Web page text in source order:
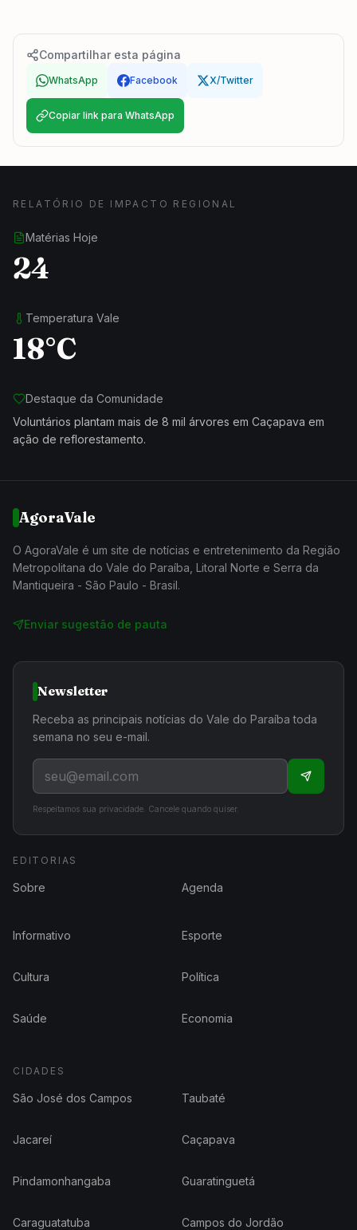
Compartilhar esta página
WhatsApp Facebook X/Twitter
Copiar link para WhatsApp
RELATÓRIO DE IMPACTO REGIONAL
Matérias Hoje
24
Temperatura Vale
18°C
Destaque da Comunidade
Voluntários plantam mais de 8 mil árvores em Caçapava em
ação de reflorestamento.
AgoraVale
O AgoraVale é um site de notícias e entretenimento da Região
Metropolitana do Vale do Paraíba, Litoral Norte e Serra da
Mantiqueira - São Paulo - Brasil.
Enviar sugestão de pauta
Newsletter
Receba as principais notícias do Vale do Paraíba toda
semana no seu e-mail.
Respeitamos sua privacidade. Cancele quando quiser.
EDITORIAS
Sobre Agenda
Informativo Esporte
Cultura Política
Saúde Economia
CIDADES
São José dos Campos Taubaté
Jacareí Caçapava
Pindamonhangaba Guaratinguetá
Caraguatatuba Campos do Jordão